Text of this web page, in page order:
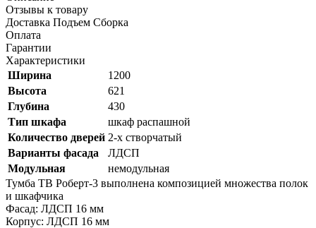
Отзывы к товару
Доставка Подъем Сборка
Оплата
Гарантии
Характеристики
Ширина
1200
Высота
621
Глубина
430
Тип шкафа
шкаф распашной
Количество дверей 2-х створчатый
Варианты фасада
ЛДСП
Модульная
немодульная
Тумба ТВ Роберт-3 выполнена композицией множества полок
и шкафчика
Фасад: ЛДСП 16 мм
Корпус: ЛДСП 16 мм